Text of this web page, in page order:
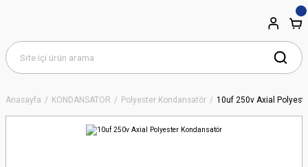
Anasayfa KONDANSATÖR Polyester Kondansatör 10uf 250v Axial